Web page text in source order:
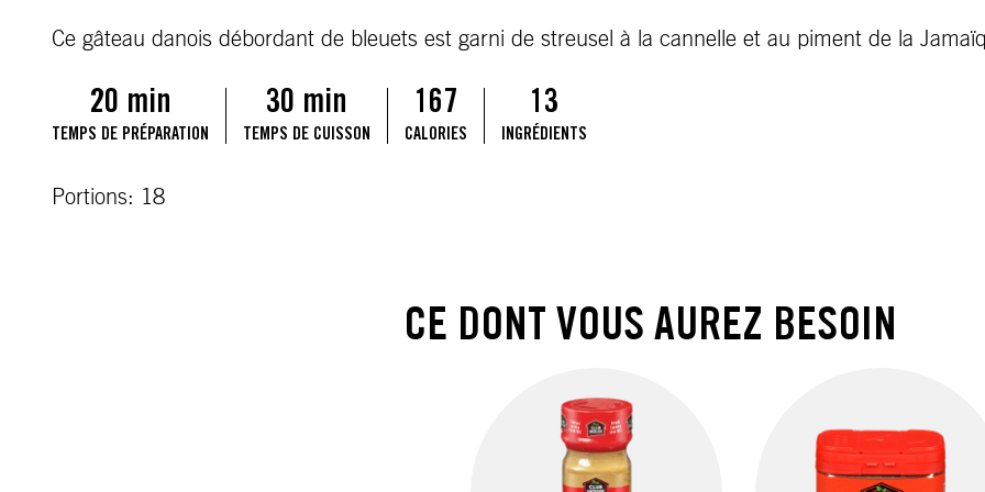
Ce gâteau danois débordant de bleuets est garni de streusel à la cannelle et au piment de la
20 min
TEMPS DE PRÉPARATION
30 min
TEMPS DE CUISSON
167
CALORIES
13
INGRÉDIENTS
Portions: 18
CE DONT VOUS AUREZ BESOIN